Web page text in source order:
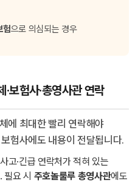
험으로 의심되는 경우
보험사·총영사관 연락
에 최대한 빨리 연락해야
험사에도 내용이 전달됩니다.
고·긴급 연락처가 적혀 있는
요 시 주호놀룰루 총영사관에도